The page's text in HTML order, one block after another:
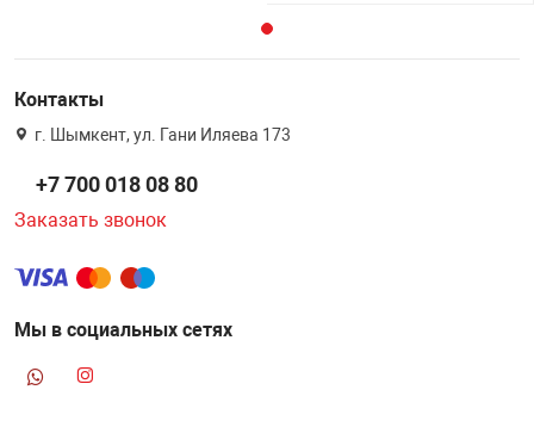
Контакты
г. Шымкент, ул. Гани Иляева 173
+7 700 018 08 80
Заказать звонок
Мы в социальных сетях